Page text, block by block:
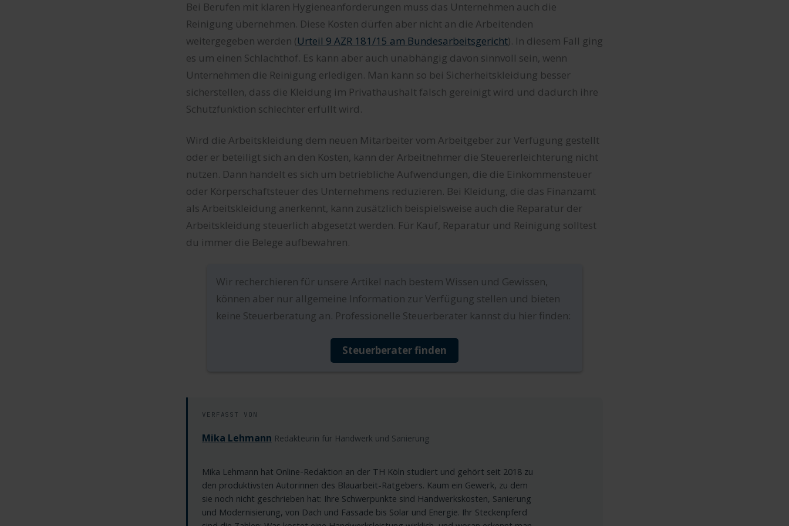
Bei Berufen mit klaren Hygieneanforderungen muss das Unternehmen auch die
Reinigung übernehmen. Diese Kosten dürfen aber nicht an die Arbeitenden
weitergegeben werden (Urteil 9 AZR 181/15 am Bundesarbeitsgericht). In diesem Fall ging
es um einen Schlachthof. Es kann aber auch unabhängig davon sinnvoll sein, wenn
Unternehmen die Reinigung erledigen. Man kann so bei Sicherheitskleidung besser
sicherstellen, dass die Kleidung im Privathaushalt falsch gereinigt wird und dadurch ihre
Schutzfunktion schlechter erfüllt wird.
Wird die Arbeitskleidung dem neuen Mitarbeiter vom Arbeitgeber zur Verfügung gestellt
oder er beteiligt sich an den Kosten, kann der Arbeitnehmer die Steuererleichterung nicht
nutzen. Dann handelt es sich um betriebliche Aufwendungen, die die Einkommensteuer
oder Körperschaftsteuer des Unternehmens reduzieren. Bei Kleidung, die das Finanzamt
als Arbeitskleidung anerkennt, kann zusätzlich beispielsweise auch die Reparatur der
Arbeitskleidung steuerlich abgesetzt werden. Für Kauf, Reparatur und Reinigung solltest
du immer die Belege aufbewahren.
Wir recherchieren für unsere Artikel nach bestem Wissen und Gewissen,
können aber nur allgemeine Information zur Verfügung stellen und bieten
keine Steuerberatung an. Professionelle Steuerberater kannst du hier finden:
Steuerberater finden
VERFASST VON
Mika Lehmann Redakteurin für Handwerk und Sanierung
Mika Lehmann hat Online-Redaktion an der TH Köln studiert und gehört seit 2018 zu
den produktivsten Autorinnen des Blauarbeit-Ratgebers. Kaum ein Gewerk, zu dem
sie noch nicht geschrieben hat: Ihre Schwerpunkte sind Handwerkskosten, Sanierung
und Modernisierung, von Dach und Fassade bis Solar und Energie. Ihr Steckenpferd